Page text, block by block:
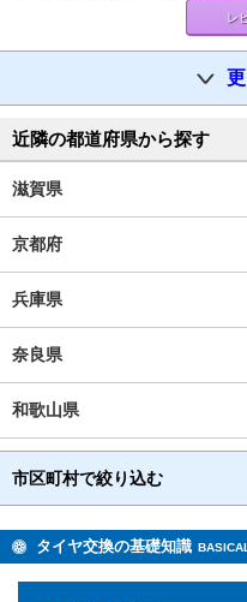
レ
近隣の都道府県から探す
滋賀県
京都府
兵庫県
奈良県
和歌山県
市区町村で絞り込む
タイヤ交換の基礎知識